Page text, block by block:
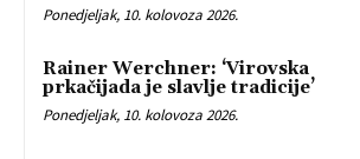
Ponedjeljak, 10. kolovoza 2026.
Rainer Werchner: ‘Virovska
prkačijada je slavlje tradicije’
Ponedjeljak, 10. kolovoza 2026.